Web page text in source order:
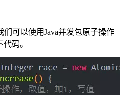
可以使用Java并发包原子操作
码。